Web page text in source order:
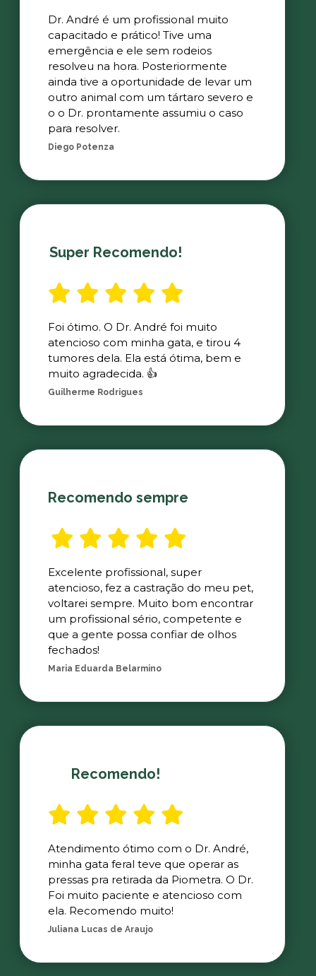
Dr. André é um profissional muito
capacitado e prático! Tive uma
emergência e ele sem rodeios
resolveu na hora. Posteriormente
ainda tive a oportunidade de levar um
outro animal com um tártaro severo e
o o Dr. prontamente assumiu o caso
para resolver.
Diego Potenza
Super Recomendo!
Foi ótimo. O Dr. André foi muito
atencioso com minha gata, e tirou 4
tumores dela. Ela está ótima, bem e
muito agradecida. 👍
Guilherme Rodrigues
Recomendo sempre
Excelente profissional, super
atencioso, fez a castração do meu pet,
voltarei sempre. Muito bom encontrar
um profissional sério, competente e
que a gente possa confiar de olhos
fechados!
Maria Eduarda Belarmino
Recomendo!
Atendimento ótimo com o Dr. André,
minha gata feral teve que operar as
pressas pra retirada da Piometra. O Dr.
Foi muito paciente e atencioso com
ela. Recomendo muito!
Juliana Lucas de Araujo